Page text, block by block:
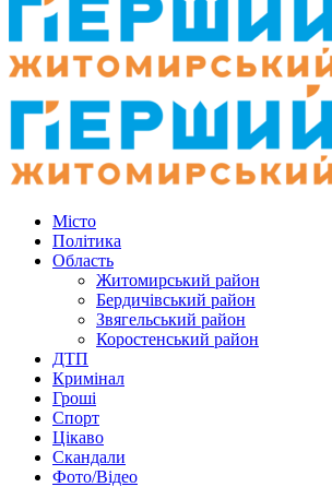
Місто
Політика
Область
Житомирський район
Бердичівський район
Звягельський район
Коростенський район
ДТП
Кримінал
Гроші
Спорт
Цікаво
Скандали
Фото/Відео